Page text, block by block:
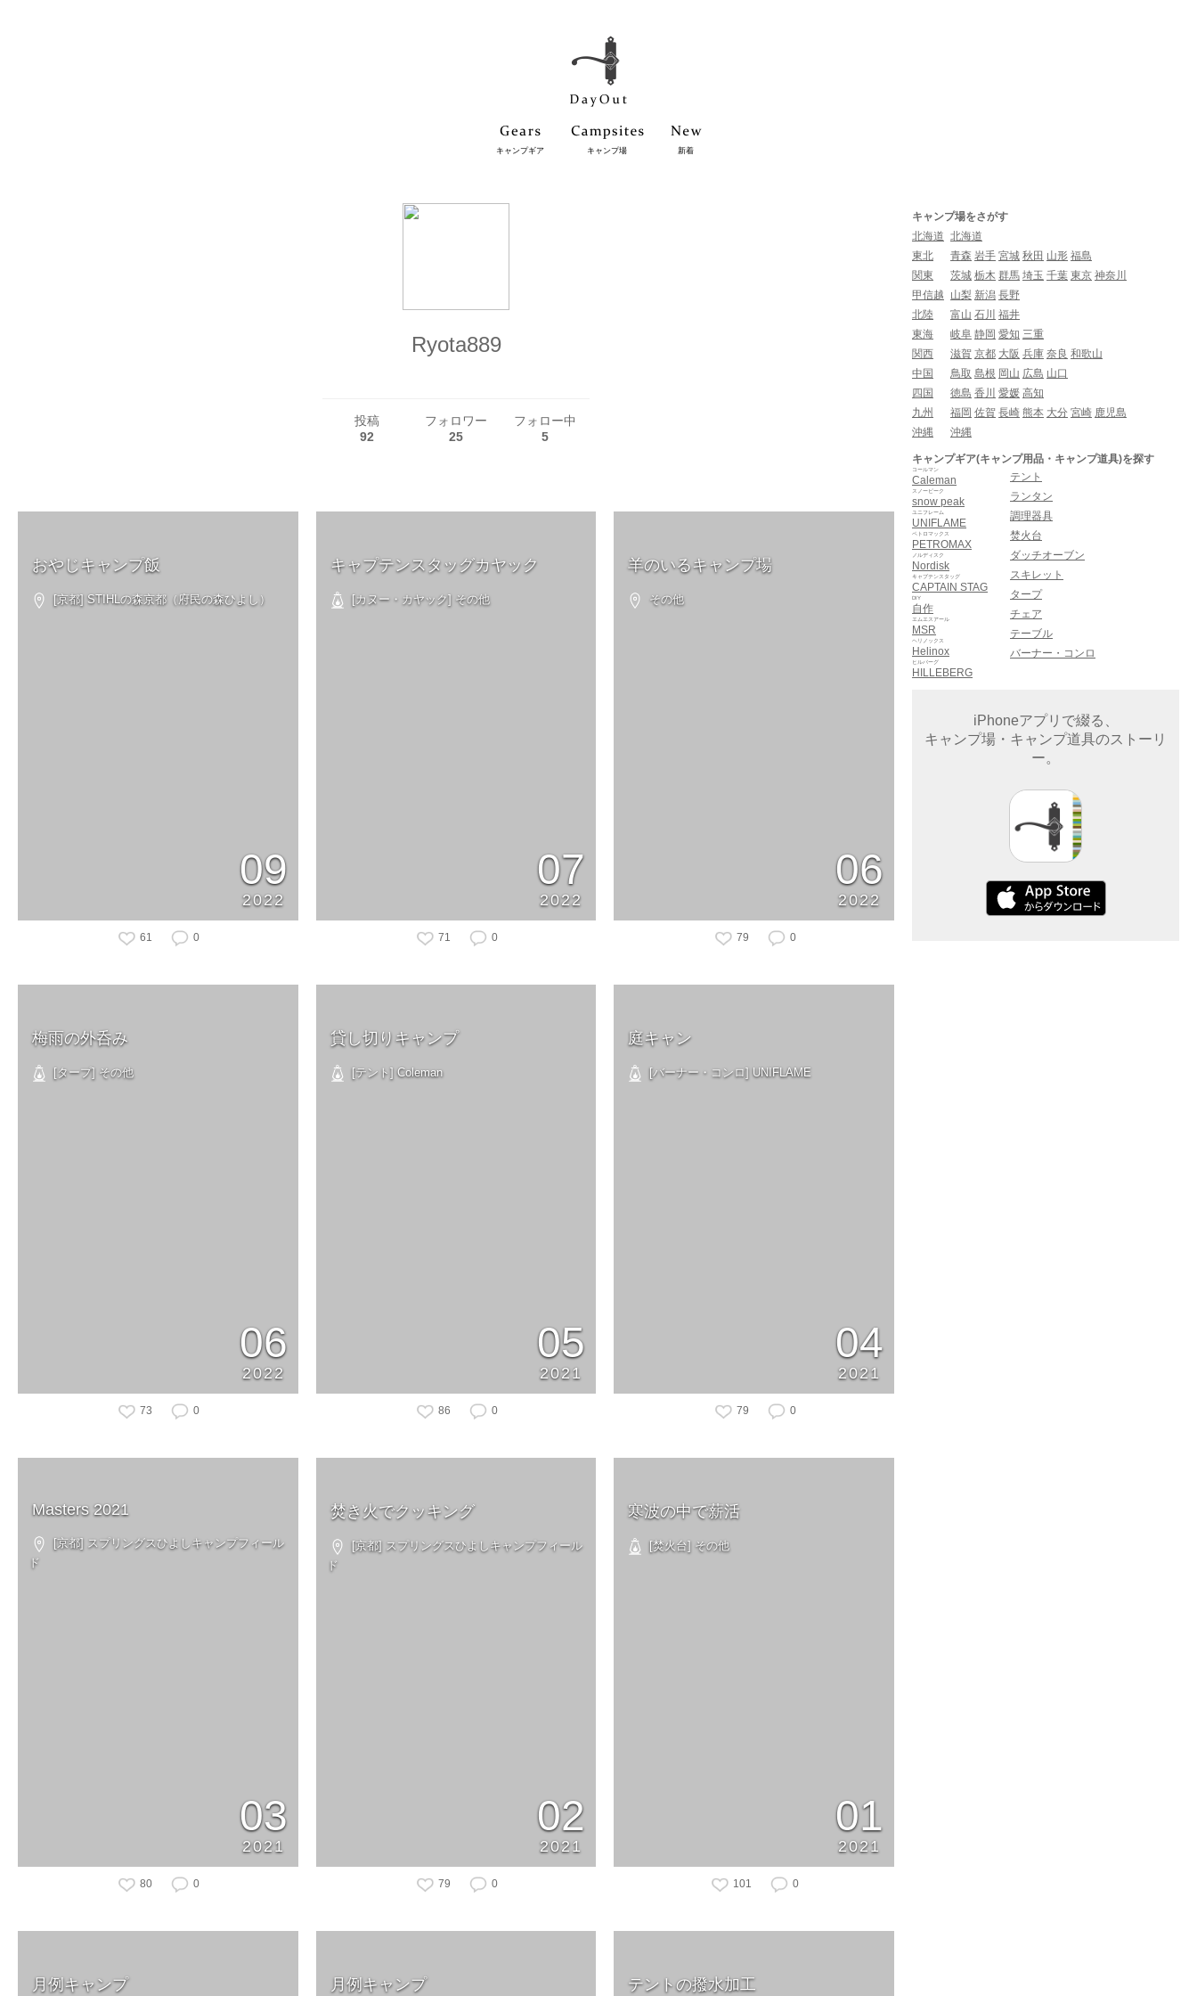
キャンプギア キャンプ場 新着
Ryota889
投稿
92
フォロワー
25
フォロー中
5
おやじキャンプ飯
[京都] STIHLの森京都（府民の森ひよし）
09
2022
61 0
キャプテンスタッグカヤック
[カヌー・カヤック] その他
07
2022
71 0
羊のいるキャンプ場
その他
06
2022
79 0
梅雨の外呑み
[タープ] その他
06
2022
73 0
貸し切りキャンプ
[テント] Coleman
05
2021
86 0
庭キャン
[バーナー・コンロ] UNIFLAME
04
2021
79 0
Masters 2021
[京都] スプリングスひよしキャンプフィール
ド
03
2021
80 0
焚き火でクッキング
[京都] スプリングスひよしキャンプフィール
ド
02
2021
79 0
寒波の中で薪活
[焚火台] その他
01
2021
101 0
月例キャンプ 月例キャンプ テントの撥水加工
キャンプ場をさがす
北海道 北海道
東北
青森 岩手 宮城 秋田 山形 福島
関東
茨城 栃木 群馬 埼玉 千葉 東京 神奈川
甲信越
山梨 新潟 長野
北陸
富山 石川 福井
東海
岐阜 静岡 愛知 三重
関西
滋賀 京都 大阪 兵庫 奈良 和歌山
中国
鳥取 島根 岡山 広島 山口
四国
徳島 香川 愛媛 高知
九州
福岡 佐賀 長崎 熊本 大分 宮崎 鹿児島
沖縄
沖縄
キャンプギア(キャンプ用品・キャンプ道具)を探す
Caleman
コールマン
snow peak
スノーピーク
UNIFLAME
ユニフレーム
PETROMAX
ペトロマックス
Nordisk
ノルディスク
CAPTAIN STAG
キャプテンスタッグ
自作
DIY
MSR
エムエスアール
Helinox
ヘリノックス
HILLEBERG
ヒルバーグ
テント
ランタン
調理器具
焚火台
ダッチオーブン
スキレット
タープ
チェア
テーブル
バーナー・コンロ
iPhoneアプリで綴る、
キャンプ場・キャンプ道具のストーリ
ー。